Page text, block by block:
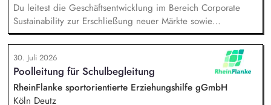
Du leitest die Geschäftsentwicklung im Bereich Corporate
Sustainability zur Erschließung neuer Märkte sowie
Entwicklung von Geschäftsmodellen. Dabei arbeitest du eng
mit einem bestehenden Team zusammen und entwickelst
dieses gemeinsam mit erfahrenen Projektleiter*innen weiter.
Zu Deinen Aufgaben gehören vor allem:
Strategieentwicklung: Entwurf und Umsetzung von
Wachstumsstrategie und Geschäftsmodellen, Trendanalysen:
30. Juli 2026
Poolleitung für Schulbegleitung
RheinFlanke sportorientierte Erziehungshilfe gGmbH
Köln Deutz